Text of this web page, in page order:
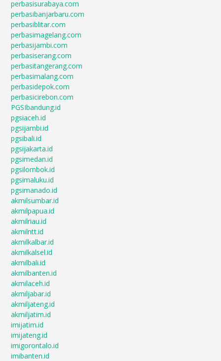
perbasisurabaya.com
perbasibanjarbaru.com
perbasiblitar.com
perbasimagelang.com
perbasijambi.com
perbasiserang.com
perbasitangerang.com
perbasimalang.com
perbasidepok.com
perbasicirebon.com
PGSIbandung.id
pgsiaceh.id
pgsijambi.id
pgsibali.id
pgsijakarta.id
pgsimedan.id
pgsilombok.id
pgsimaluku.id
pgsimanado.id
akmilsumbar.id
akmilpapua.id
akmilriau.id
akmilntt.id
akmilkalbar.id
akmilkalsel.id
akmilbali.id
akmilbanten.id
akmilaceh.id
akmiljabar.id
akmiljateng.id
akmiljatim.id
imijatim.id
imijateng.id
imigorontalo.id
imibanten.id